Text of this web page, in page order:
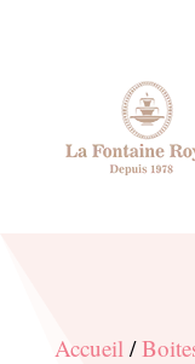
Accueil/